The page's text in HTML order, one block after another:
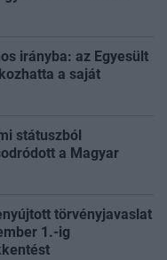
irányba: az Egyesült
a saját
státuszból
a Magyar
törvényjavaslat
1.-ig